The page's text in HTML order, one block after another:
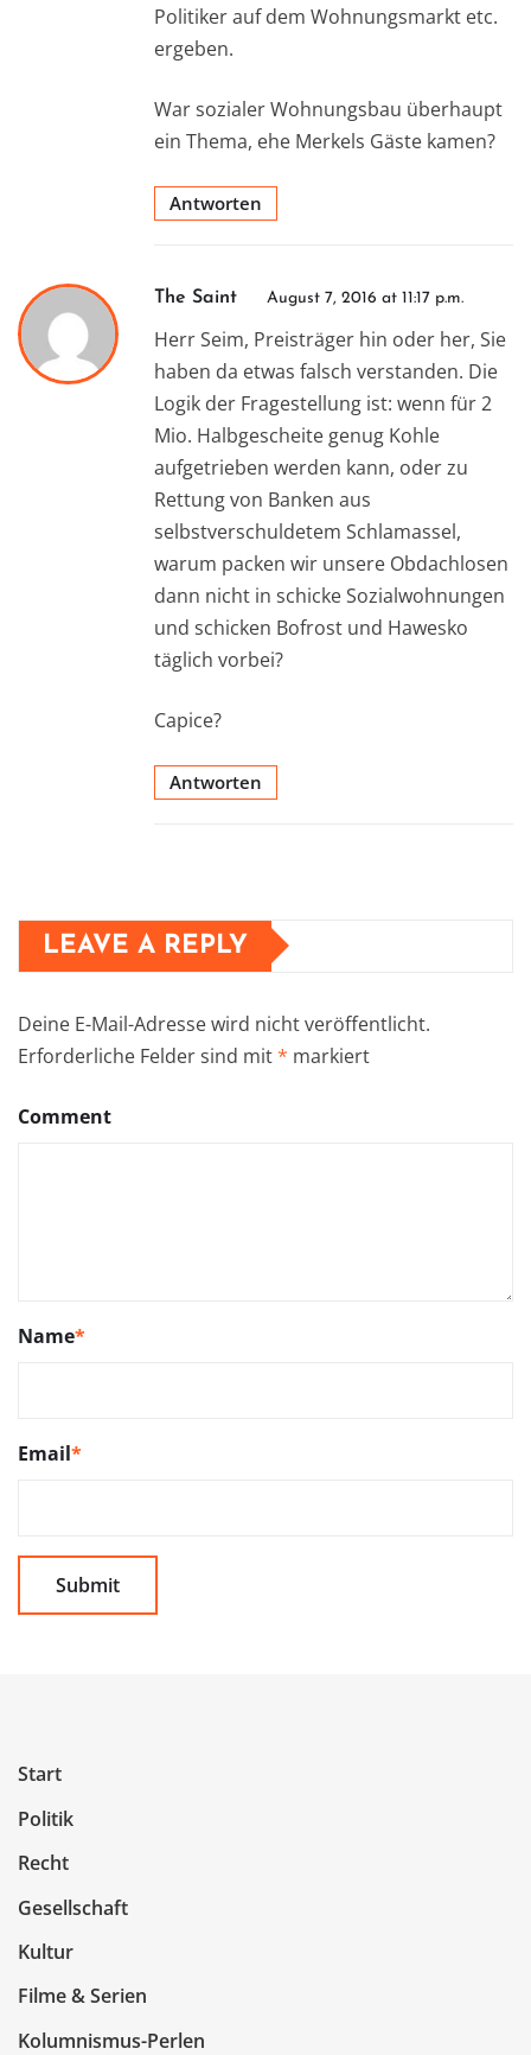
Politiker auf dem Wohnungsmarkt etc.
ergeben.
War sozialer Wohnungsbau überhaupt
ein Thema, ehe Merkels Gäste kamen?
Antworten
The Saint August 7, 2016 at 11:17 p.m.
Herr Seim, Preisträger hin oder her, Sie
haben da etwas falsch verstanden. Die
Logik der Fragestellung ist: wenn für 2
Mio. Halbgescheite genug Kohle
aufgetrieben werden kann, oder zu
Rettung von Banken aus
selbstverschuldetem Schlamassel,
warum packen wir unsere Obdachlosen
dann nicht in schicke Sozialwohnungen
und schicken Bofrost und Hawesko
täglich vorbei?
Capice?
Antworten
LEAVE A REPLY
Deine E-Mail-Adresse wird nicht veröffentlicht.
Erforderliche Felder sind mit* markiert
Comment
Name*
Email*
Start
Politik
Recht
Gesellschaft
Kultur
Filme & Serien
Kolumnismus-Perlen